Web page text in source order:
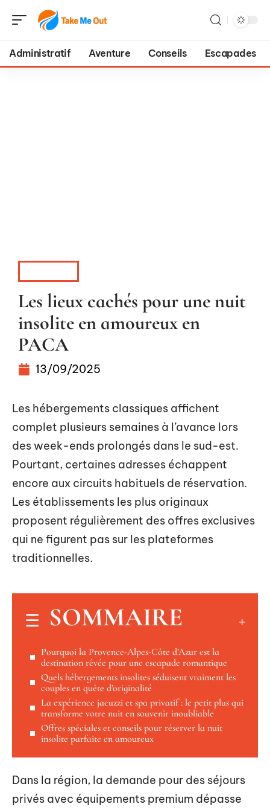
Administratif Aventure Conseils Escapades
Les lieux cachés pour une nuit
insolite en amoureux en
PACA
13/09/2025
Les hébergements classiques affichent
complet plusieurs semaines à l’avance lors
des week-ends prolongés dans le sud-est.
Pourtant, certaines adresses échappent
encore aux circuits habituels de réservation.
Les établissements les plus originaux
proposent régulièrement des offres exclusives
qui ne figurent pas sur les plateformes
traditionnelles.
SOMMAIRE
Pourquoi la Provence-Alpes-Côte d’Azur est la
destination rêvée pour une escapade romantique
Quels hébergements insolites séduisent vraiment les
couples en quête d’originalité
La expérience jacuzzi et spa privatif : le petit plus qui
transforme votre nuit en souvenir inoubliable
Offres spéciales et conseils pour réserver la nuit
insolite parfaite en amoureux
Dans la région, la demande pour des séjours
privés avec équipements premium dépasse